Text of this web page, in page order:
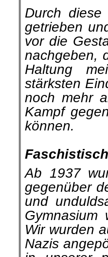
Durch diese
getrieben
vor die
nachgeben,
Haltung
stärksten
noch mehr
Kampf
können.
Ab 1937
gegenüber
und
Gymnasium
Wir wurden
Nazis